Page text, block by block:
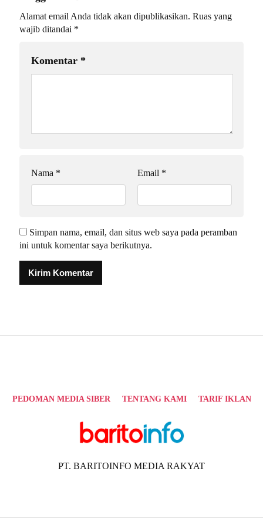
Alamat email Anda tidak akan dipublikasikan. Ruas yang
wajib ditandai *
Komentar *
Nama * Email *
Simpan nama, email, dan situs web saya pada peramban
ini untuk komentar saya berikutnya.
PEDOMAN MEDIA SIBER TENTANG KAMI TARIF IKLAN
PT. BARITOINFO MEDIA RAKYAT